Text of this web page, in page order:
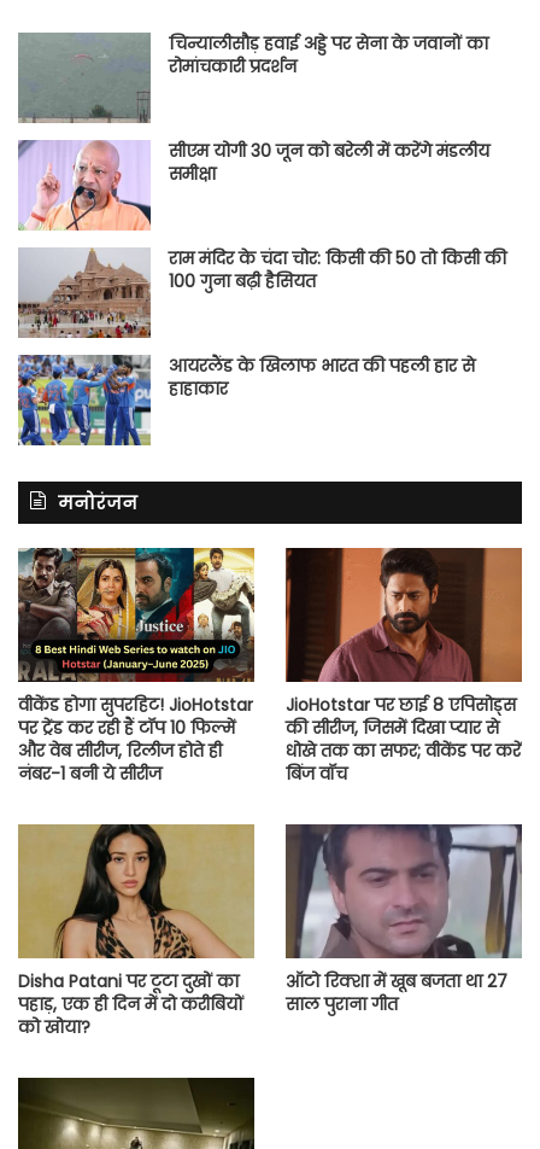
चिन्यालीसौड़ हवाई अड्डे पर सेना के जवानों का
रोमांचकारी प्रदर्शन
सीएम योगी 30 जून को बरेली में करेंगे मंडलीय
समीक्षा
राम मंदिर के चंदा चोर: किसी की 50 तो किसी की
100 गुना बढ़ी हैसियत
आयरलैंड के खिलाफ भारत की पहली हार से
हाहाकार
मनोरंजन
वीकेंड होगा सुपरहिट! JioHotstar
पर ट्रेंड कर रही हैं टॉप 10 फिल्में
और वेब सीरीज, रिलीज होते ही
नंबर-1 बनी ये सीरीज
JioHotstar पर छाई 8 एपिसोड्स
की सीरीज, जिसमें दिखा प्यार से
धोखे तक का सफर; वीकेंड पर करें
बिंज वॉच
Disha Patani पर टूटा दुखों का
पहाड़, एक ही दिन में दो करीबियों
को खोया?
ऑटो रिक्शा में खूब बजता था 27
साल पुराना गीत